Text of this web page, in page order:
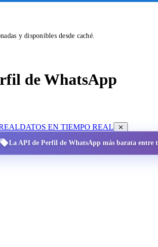
y disponibles desde caché.
de WhatsApp
DATOS EN TIEMPO REAL
La API de Perfil de WhatsApp más barata entre